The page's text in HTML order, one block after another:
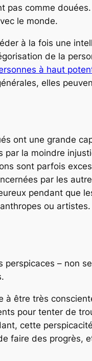
pas comme
le monde.
à la fois une
de la
à haut
elles
ont une grande
la moindre
sont parfois
par les
pendant que
ou artistes.
– non
à être très
pour tenter de
cette
faire des progrès,